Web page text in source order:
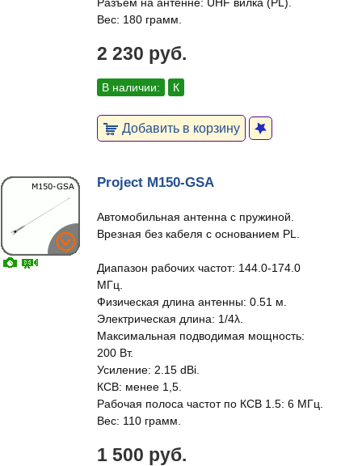
Вес: 180 грамм.
2 230 руб.
В наличии: К
Добавить в корзину
Project M150-GSA
Автомобильная антенна с пружиной.
Врезная без кабеля с основанием PL.
Диапазон рабочих частот: 144.0-174.0
МГц.
Физическая длина антенны: 0.51 м.
Электрическая длина: 1/4λ.
Максимальная подводимая мощность:
200 Вт.
Усиление: 2.15 dBi.
КСВ: менее 1,5.
Рабочая полоса частот по КСВ 1.5: 6 МГц.
Вес: 110 грамм.
1 500 руб.